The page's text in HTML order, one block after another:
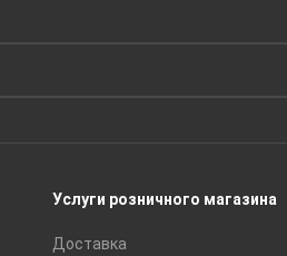
Услуги розничного магазина
Доставка